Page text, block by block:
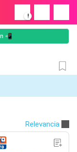
!
📲
Relevancia